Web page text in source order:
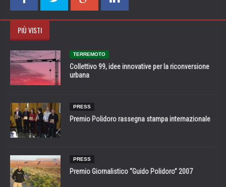
PIÙ VISTI
TERREMOTO
Collettivo 99, idee innovative per la riconversione
urbana
PRESS
Premio Polidoro rassegna stampa internazionale
PRESS
Premio Giornalistico “Guido Polidoro” 2007